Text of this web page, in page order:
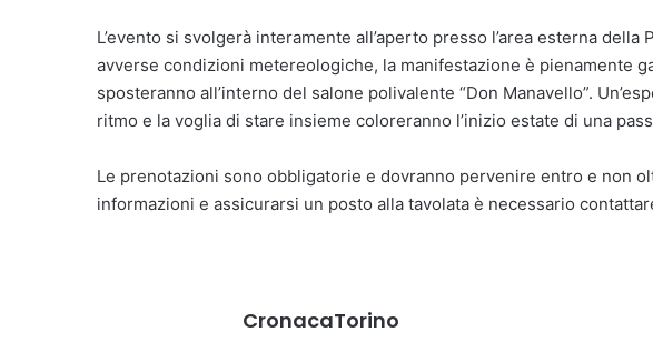
L’evento si svolgerà interamente all’aperto presso l’area esterna
avverse condizioni metereologiche, la manifestazione è pienamente
sposteranno all’interno del salone polivalente “Don Manavello”.
ritmo e la voglia di stare insieme coloreranno l’inizio estate di una
Le prenotazioni sono obbligatorie e dovranno pervenire entro e non
informazioni e assicurarsi un posto alla tavolata è necessario
CronacaTorino